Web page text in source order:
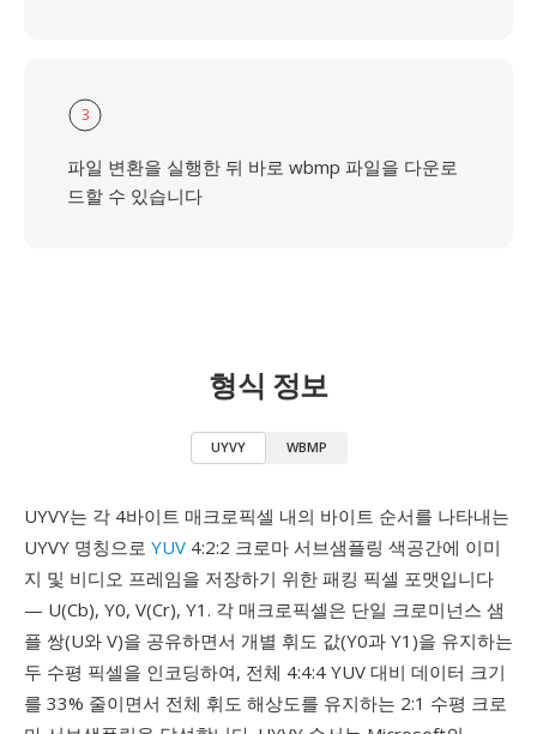
3
파일 변환을 실행한 뒤 바로 wbmp 파일을 다운로
드할 수 있습니다
형식 정보
UYVY WBMP
UYVY는 각 4바이트 매크로픽셀 내의 바이트 순서를 나타내는
UYVY 명칭으로 YUV 4:2:2 크로마 서브샘플링 색공간에 이미
지 및 비디오 프레임을 저장하기 위한 패킹 픽셀 포맷입니다
— U(Cb), Y0, V(Cr), Y1. 각 매크로픽셀은 단일 크로미넌스 샘
플 쌍(U와 V)을 공유하면서 개별 휘도 값(Y0과 Y1)을 유지하는
두 수평 픽셀을 인코딩하여, 전체 4:4:4 YUV 대비 데이터 크기
를 33% 줄이면서 전체 휘도 해상도를 유지하는 2:1 수평 크로